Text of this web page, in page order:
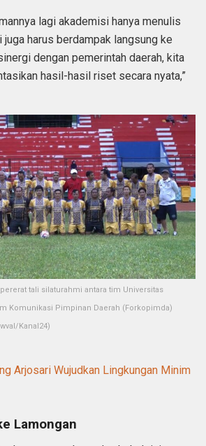
lagi akademisi hanya menulis
harus berdampak langsung ke
dengan pemerintah daerah, kita
hasil-hasil riset secara nyata,”
tali silaturahmi antara tim Universitas
Komunikasi Pimpinan Daerah (Forkopimda)
Kanal24)
Arjosari Wujudkan Lingkungan Minim
Lamongan